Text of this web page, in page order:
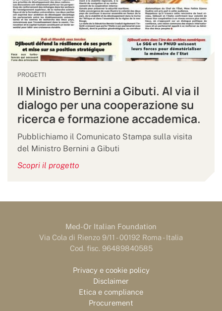
PROGETTI
Il Ministro Bernini a Gibuti. Al via il
dialogo per una cooperazione su
ricerca e formazione accademica.
Pubblichiamo il Comunicato Stampa sulla visita
del Ministro Bernini a Gibuti
Scopri il progetto
Med-Or Italian Foundation
Via Cola di Rienzo 9/11 - 00192 Roma - Italia
Cod. fisc. 96489840585
Privacy e cookie policy
Disclaimer
Etica e compliance
Procurement